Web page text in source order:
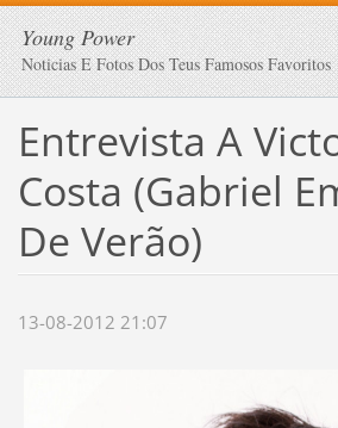
Young Power
Noticias E Fotos Dos Teus Famosos Favoritos
Entrevista A
Costa (Gabriel
De Verão)
13-08-2012 21:07